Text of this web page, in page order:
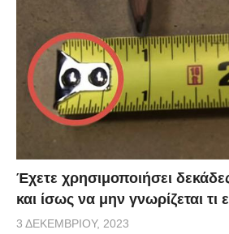
Έχετε χρησιμοποιήσει
και ίσως να μην γνωρίζεται τι
3 ΔΕΚΕΜΒΡΊΟΥ, 2023